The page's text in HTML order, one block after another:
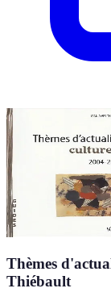
Thèmes
Thiébault